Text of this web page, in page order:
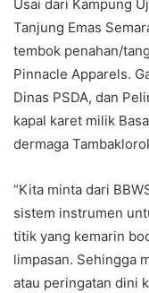
Usai dari Kampung
Tanjung Emas
tembok penahan/
Pinnacle Apparels.
Dinas PSDA, dan
kapal karet milik
dermaga
“Kita minta dari
sistem instrumen
titik yang kemarin
limpasan. Sehingga
atau peringatan dini